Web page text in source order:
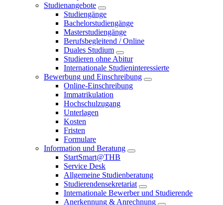
Studienangebote
Studiengänge
Bachelorstudiengänge
Masterstudiengänge
Berufsbegleitend / Online
Duales Studium
Studieren ohne Abitur
Internationale Studieninteressierte
Bewerbung und Einschreibung
Online-Einschreibung
Immatrikulation
Hochschulzugang
Unterlagen
Kosten
Fristen
Formulare
Information und Beratung
StartSmart@THB
Service Desk
Allgemeine Studienberatung
Studierendensekretariat
Internationale Bewerber und Studierende
Anerkennung & Anrechnung